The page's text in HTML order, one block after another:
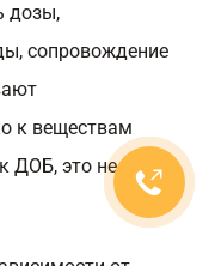
дозы,
сопровождение
к веществам
ДОБ, это не